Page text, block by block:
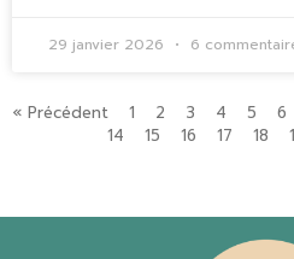
29 janvier 2026 6
« Précédent 1 2 3 4 5 6
14
15 16 17 18